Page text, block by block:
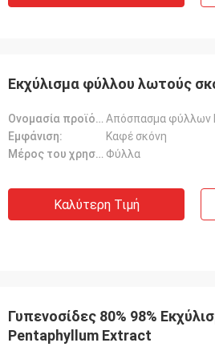
Εκχύλισμα φύλλου λωτούς
Ονομασία προϊόντος: Απόσπασμα φύλλων
Εμφάνιση:
Καφέ σκόνη
Μέρος του χρησιμοποιούμενου εργοστασίου: Φύλλα
Καλύτερη Τιμή
Γυπενοσίδες 80% 98%
Pentaphyllum Extract